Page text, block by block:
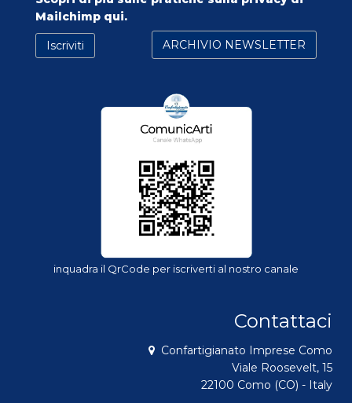
Mailchimp qui.
inquadra il QrCode per iscriverti al nostro canale
Contattaci
Confartigianato Imprese Como
Viale Roosevelt, 15
22100 Como (CO) - Italy